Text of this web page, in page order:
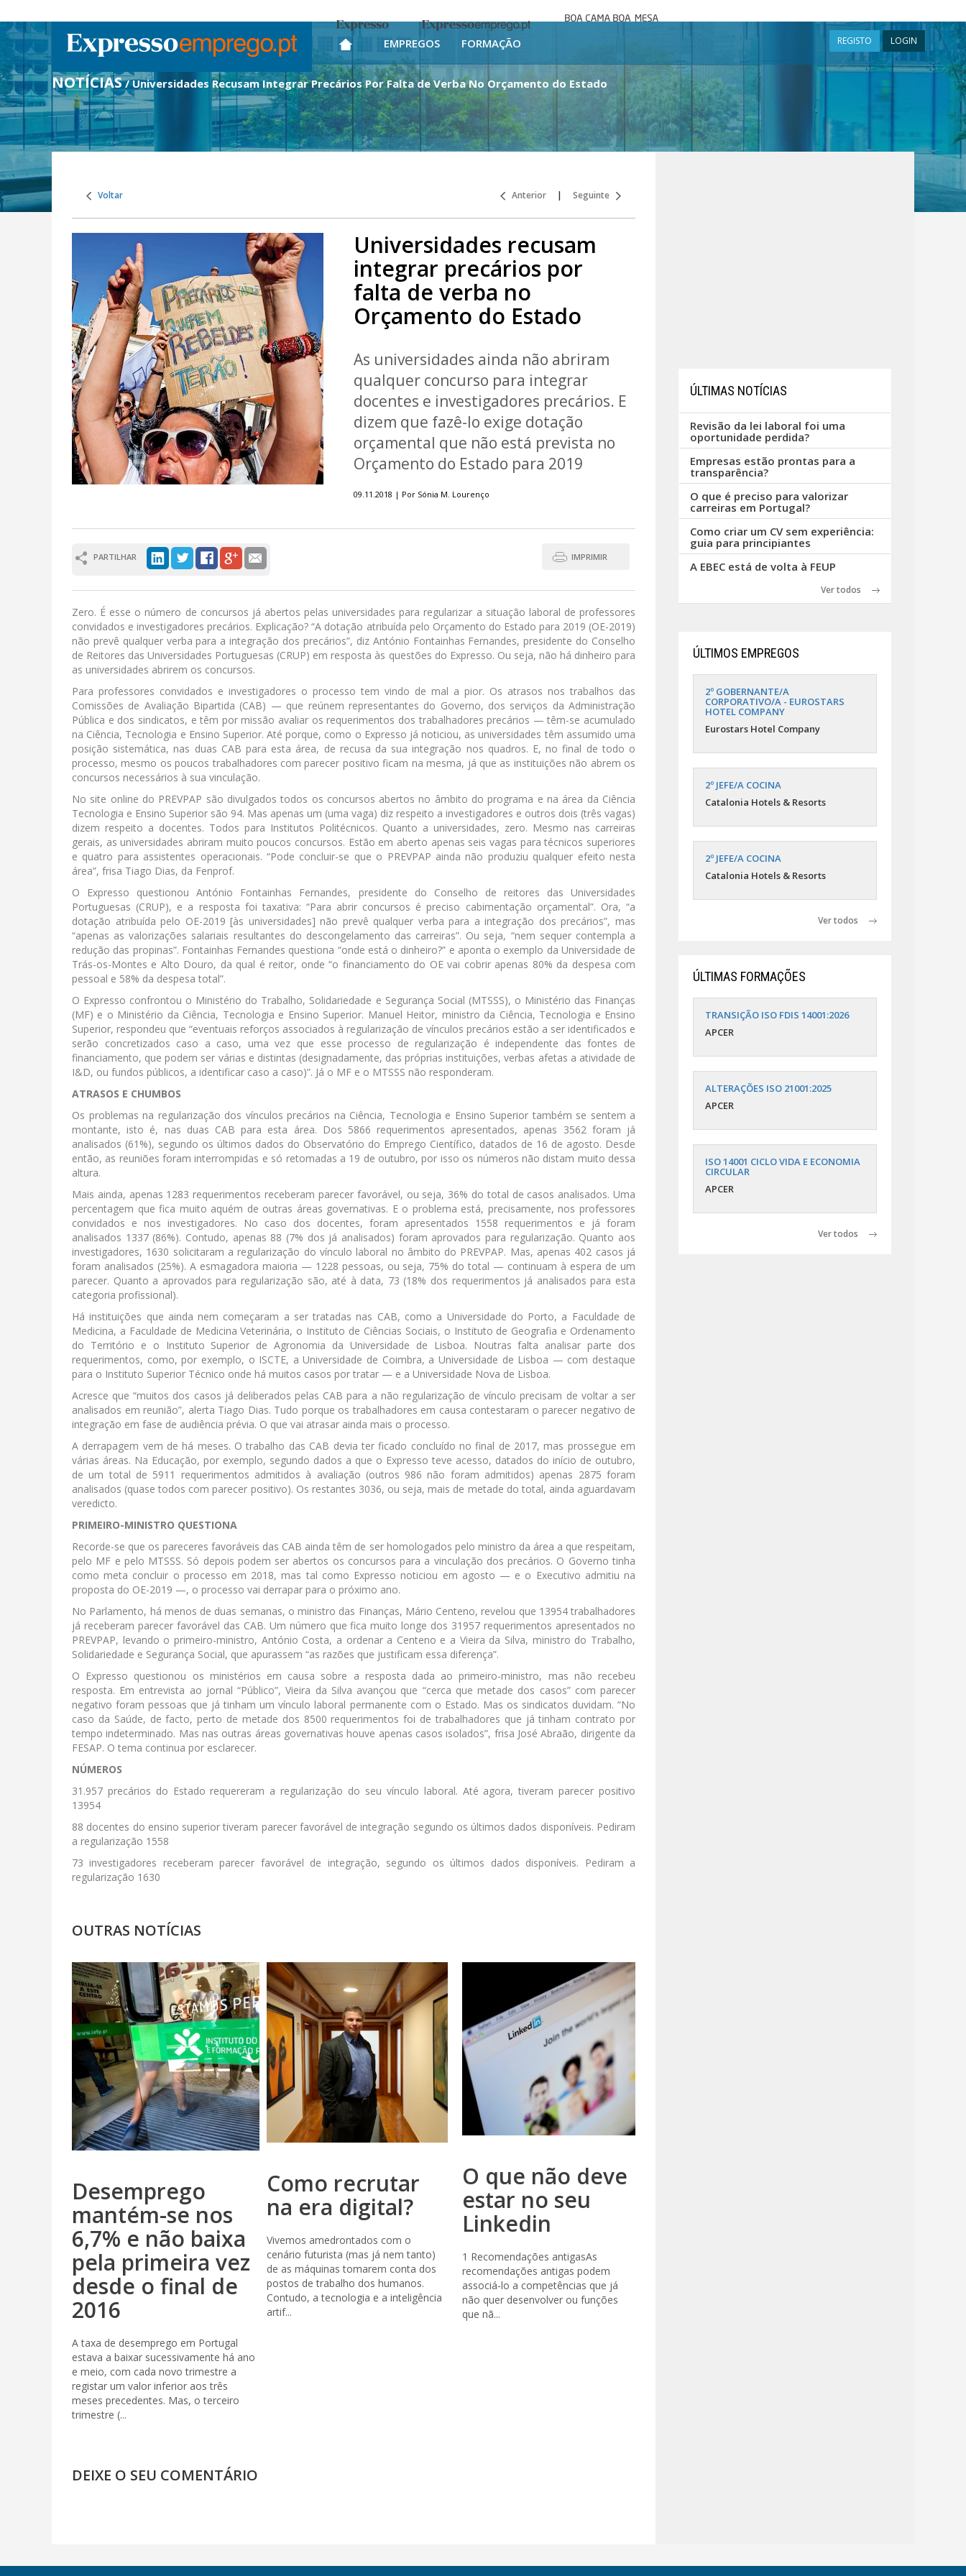
Expresso Expresso Emprego
mesa
EMPREGOS FORMAÇÃO REGISTO LOGIN
NOTÍCIAS / Universidades Recusam Integrar Precários Por Falta de Verba No Orçamento do Estado
Voltar Anterior | Seguinte
Universidades recusam
integrar precários por
falta de verba no
Orçamento do Estado
As universidades ainda não abriram
qualquer concurso para integrar
docentes e investigadores precários. E
dizem que fazê-lo exige dotação
orçamental que não está prevista no
Orçamento do Estado para 2019
09.11.2018 | Por Sónia M. Lourenço
PARTILHAR IMPRIMIR
Zero. É esse o número de concursos já abertos pelas universidades para regularizar a situação laboral de professores
convidados e investigadores precários. Explicação? “A dotação atribuída pelo Orçamento do Estado para 2019 (OE-2019)
não prevê qualquer verba para a integração dos precários”, diz António Fontainhas Fernandes, presidente do Conselho
de Reitores das Universidades Portuguesas (CRUP) em resposta às questões do Expresso. Ou seja, não há dinheiro para
as universidades abrirem os concursos.
Para professores convidados e investigadores o processo tem vindo de mal a pior. Os atrasos nos trabalhos das
Comissões de Avaliação Bipartida (CAB) — que reúnem representantes do Governo, dos serviços da Administração
Pública e dos sindicatos, e têm por missão avaliar os requerimentos dos trabalhadores precários — têm-se acumulado
na Ciência, Tecnologia e Ensino Superior. Até porque, como o Expresso já noticiou, as universidades têm assumido uma
posição sistemática, nas duas CAB para esta área, de recusa da sua integração nos quadros. E, no final de todo o
processo, mesmo os poucos trabalhadores com parecer positivo ficam na mesma, já que as instituições não abrem os
concursos necessários à sua vinculação.
No site online do PREVPAP são divulgados todos os concursos abertos no âmbito do programa e na área da Ciência
Tecnologia e Ensino Superior são 94. Mas apenas um (uma vaga) diz respeito a investigadores e outros dois (três vagas)
dizem respeito a docentes. Todos para Institutos Politécnicos. Quanto a universidades, zero. Mesmo nas carreiras
gerais, as universidades abriram muito poucos concursos. Estão em aberto apenas seis vagas para técnicos superiores
e quatro para assistentes operacionais. “Pode concluir-se que o PREVPAP ainda não produziu qualquer efeito nesta
área”, frisa Tiago Dias, da Fenprof.
O Expresso questionou António Fontainhas Fernandes, presidente do Conselho de reitores das Universidades
Portuguesas (CRUP), e a resposta foi taxativa: “Para abrir concursos é preciso cabimentação orçamental”. Ora, “a
dotação atribuída pelo OE-2019 [às universidades] não prevê qualquer verba para a integração dos precários”, mas
“apenas as valorizações salariais resultantes do descongelamento das carreiras”. Ou seja, “nem sequer contempla a
redução das propinas”. Fontainhas Fernandes questiona “onde está o dinheiro?” e aponta o exemplo da Universidade de
Trás-os-Montes e Alto Douro, da qual é reitor, onde “o financiamento do OE vai cobrir apenas 80% da despesa com
pessoal e 58% da despesa total”.
O Expresso confrontou o Ministério do Trabalho, Solidariedade e Segurança Social (MTSSS), o Ministério das Finanças
(MF) e o Ministério da Ciência, Tecnologia e Ensino Superior. Manuel Heitor, ministro da Ciência, Tecnologia e Ensino
Superior, respondeu que “eventuais reforços associados à regularização de vínculos precários estão a ser identificados e
serão concretizados caso a caso, uma vez que esse processo de regularização é independente das fontes de
financiamento, que podem ser várias e distintas (designadamente, das próprias instituições, verbas afetas a atividade de
I&D, ou fundos públicos, a identificar caso a caso)”. Já o MF e o MTSSS não responderam.
ATRASOS E CHUMBOS
Os problemas na regularização dos vínculos precários na Ciência, Tecnologia e Ensino Superior também se sentem a
montante, isto é, nas duas CAB para esta área. Dos 5866 requerimentos apresentados, apenas 3562 foram já
analisados (61%), segundo os últimos dados do Observatório do Emprego Científico, datados de 16 de agosto. Desde
então, as reuniões foram interrompidas e só retomadas a 19 de outubro, por isso os números não distam muito dessa
altura.
Mais ainda, apenas 1283 requerimentos receberam parecer favorável, ou seja, 36% do total de casos analisados. Uma
percentagem que fica muito aquém de outras áreas governativas. E o problema está, precisamente, nos professores
convidados e nos investigadores. No caso dos docentes, foram apresentados 1558 requerimentos e já foram
analisados 1337 (86%). Contudo, apenas 88 (7% dos já analisados) foram aprovados para regularização. Quanto aos
investigadores, 1630 solicitaram a regularização do vínculo laboral no âmbito do PREVPAP. Mas, apenas 402 casos já
foram analisados (25%). A esmagadora maioria — 1228 pessoas, ou seja, 75% do total — continuam à espera de um
parecer. Quanto a aprovados para regularização são, até à data, 73 (18% dos requerimentos já analisados para esta
categoria profissional).
Há instituições que ainda nem começaram a ser tratadas nas CAB, como a Universidade do Porto, a Faculdade de
Medicina, a Faculdade de Medicina Veterinária, o Instituto de Ciências Sociais, o Instituto de Geografia e Ordenamento
do Território e o Instituto Superior de Agronomia da Universidade de Lisboa. Noutras falta analisar parte dos
requerimentos, como, por exemplo, o ISCTE, a Universidade de Coimbra, a Universidade de Lisboa — com destaque
para o Instituto Superior Técnico onde há muitos casos por tratar — e a Universidade Nova de Lisboa.
Acresce que “muitos dos casos já deliberados pelas CAB para a não regularização de vínculo precisam de voltar a ser
analisados em reunião”, alerta Tiago Dias. Tudo porque os trabalhadores em causa contestaram o parecer negativo de
integração em fase de audiência prévia. O que vai atrasar ainda mais o processo.
A derrapagem vem de há meses. O trabalho das CAB devia ter ficado concluído no final de 2017, mas prossegue em
várias áreas. Na Educação, por exemplo, segundo dados a que o Expresso teve acesso, datados do início de outubro,
de um total de 5911 requerimentos admitidos à avaliação (outros 986 não foram admitidos) apenas 2875 foram
analisados (quase todos com parecer positivo). Os restantes 3036, ou seja, mais de metade do total, ainda aguardavam
veredicto.
PRIMEIRO-MINISTRO QUESTIONA
Recorde-se que os pareceres favoráveis das CAB ainda têm de ser homologados pelo ministro da área a que respeitam,
pelo MF e pelo MTSSS. Só depois podem ser abertos os concursos para a vinculação dos precários. O Governo tinha
como meta concluir o processo em 2018, mas tal como Expresso noticiou em agosto — e o Executivo admitiu na
proposta do OE-2019 —, o processo vai derrapar para o próximo ano.
No Parlamento, há menos de duas semanas, o ministro das Finanças, Mário Centeno, revelou que 13954 trabalhadores
já receberam parecer favorável das CAB. Um número que fica muito longe dos 31957 requerimentos apresentados no
PREVPAP, levando o primeiro-ministro, António Costa, a ordenar a Centeno e a Vieira da Silva, ministro do Trabalho,
Solidariedade e Segurança Social, que apurassem “as razões que justificam essa diferença”.
O Expresso questionou os ministérios em causa sobre a resposta dada ao primeiro-ministro, mas não recebeu
resposta. Em entrevista ao jornal “Público”, Vieira da Silva avançou que “cerca que metade dos casos” com parecer
negativo foram pessoas que já tinham um vínculo laboral permanente com o Estado. Mas os sindicatos duvidam. “No
caso da Saúde, de facto, perto de metade dos 8500 requerimentos foi de trabalhadores que já tinham contrato por
tempo indeterminado. Mas nas outras áreas governativas houve apenas casos isolados”, frisa José Abraão, dirigente da
FESAP. O tema continua por esclarecer.
NÚMEROS
31.957 precários do Estado requereram a regularização do seu vínculo laboral. Até agora, tiveram parecer positivo
13954
88 docentes do ensino superior tiveram parecer favorável de integração segundo os últimos dados disponíveis. Pediram
a regularização 1558
73 investigadores receberam parecer favorável de integração, segundo os últimos dados disponíveis. Pediram a
regularização 1630
OUTRAS NOTÍCIAS
Desemprego
mantém-se nos
6,7% e não baixa
pela primeira vez
desde o final de
2016
A taxa de desemprego em Portugal
estava a baixar sucessivamente há ano
e meio, com cada novo trimestre a
registar um valor inferior aos três
meses precedentes. Mas, o terceiro
trimestre (...
Como recrutar
na era digital?
Vivemos amedrontados com o
cenário futurista (mas já nem tanto)
de as máquinas tomarem conta dos
postos de trabalho dos humanos.
Contudo, a tecnologia e a inteligência
artif...
O que não deve
estar no seu
Linkedin
1 Recomendações antigasAs
recomendações antigas podem
associá-lo a competências que já
não quer desenvolver ou funções
que nã...
DEIXE O SEU COMENTÁRIO
ÚLTIMAS NOTÍCIAS
Revisão da lei laboral foi uma
oportunidade perdida?
Empresas estão prontas para a
transparência?
O que é preciso para valorizar
carreiras em Portugal?
Como criar um CV sem experiência:
guia para principiantes
A EBEC está de volta à FEUP
Ver todos
ÚLTIMOS EMPREGOS
2º GOBERNANTE/A
CORPORATIVO/A - EUROSTARS
HOTEL COMPANY
Eurostars Hotel Company
2º JEFE/A COCINA
Catalonia Hotels & Resorts
2º JEFE/A COCINA
Catalonia Hotels & Resorts
Ver todos
ÚLTIMAS FORMAÇÕES
TRANSIÇÃO ISO FDIS 14001:2026
APCER
ALTERAÇÕES ISO 21001:2025
APCER
ISO 14001 CICLO VIDA E ECONOMIA
CIRCULAR
APCER
Ver todos